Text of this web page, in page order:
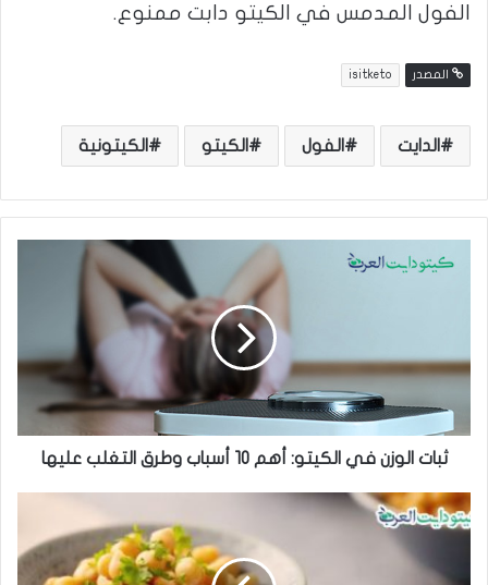
الفول المدمس في الكيتو دابت ممنوع.
المصدر isitketo
الدايت الفول الكيتو الكيتونية
ل
ن
ا
ل
ثبات الوزن في الكيتو: أهم 10 أسباب وطرق التغلب عليها
ا
ل